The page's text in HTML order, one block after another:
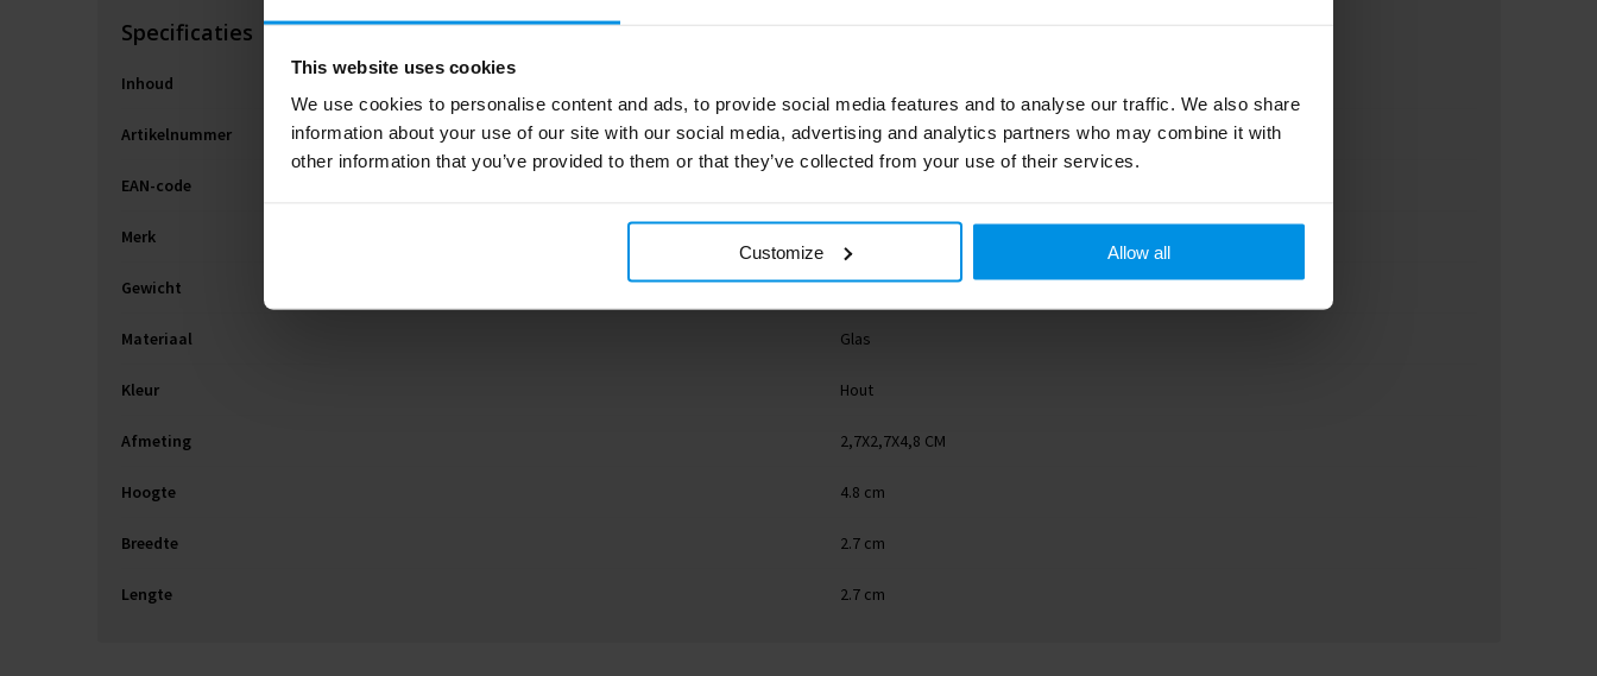
This website uses cookies
We use cookies to personalise content and ads, to provide social media features and to analyse our traffic. We also share
information about your use of our site with our social media, advertising and analytics partners who may combine it with
other information that you’ve provided to them or that they’ve collected from your use of their services.
Customize Allow all
Specificaties
Inhoud
Artikelnummer MO6206-40
EAN-code
Merk
Gewicht 49 g
Materiaal Glas
Kleur Hout
Afmeting 2,7X2,7X4,8 CM
Hoogte 4.8 cm
Breedte 2.7 cm
Lengte 2.7 cm